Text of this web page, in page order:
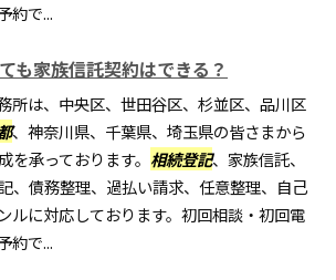
約で...
も家族信託契約はできる？
所は、中央区、世田谷区、杉並区、品川区
、神奈川県、千葉県、埼玉県の皆さまから
を承っております。 相続登記、家族信託、
、債務整理、過払い請求、任意整理、自己
ルに対応しております。初回相談・初回電
約で...